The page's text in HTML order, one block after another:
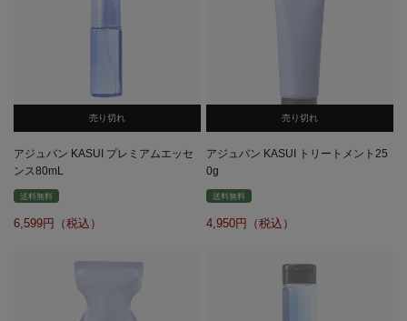
売り切れ
アジュバン KASUI プレミアムエッセ
ンス80mL
送料無料
6,599
売り切れ
アジュバン KASUI トリートメント25
0g
送料無料
4,950